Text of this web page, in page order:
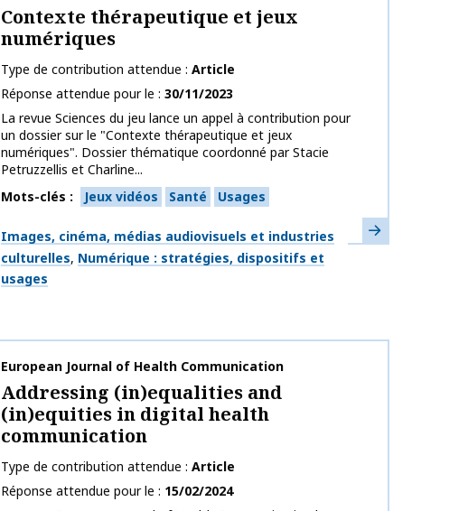
Contexte thérapeutique et jeux
numériques
Type de contribution attendue
Article
Réponse attendue pour le
30/11/2023
La revue Sciences du jeu lance un appel à contribution pour
un dossier sur le "Contexte thérapeutique et jeux
numériques". Dossier thématique coordonné par Stacie
Petruzzellis et Charline...
Mots-clés
Jeux vidéos Santé Usages
Thématiques
Images, cinéma, médias audiovisuels et industries
culturelles Numérique : stratégies, dispositifs et
usages
En savoir plus
Nom de la publication
European Journal of Health Communication
Addressing (in)equalities and
(in)equities in digital health
communication
Type de contribution attendue
Article
Réponse attendue pour le
15/02/2024